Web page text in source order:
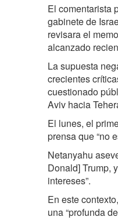
El comentarista
gabinete de
revisara el
alcanzado
La supuesta
crecientes
cuestionado
Aviv hacia
El lunes, el
prensa que “no
Netanyahu
Donald] Trump,
intereses”.
En este
una “profunda